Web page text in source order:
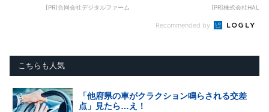
[PR]合同会社デジタルファーム [PR]株式会社HAL
Recommended by
こちらも人気
「他府県の車がクラクション鳴らされる交差
点」見たら…え！